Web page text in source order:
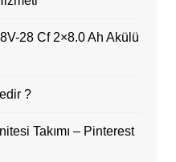
28 Cf 2×8.0 Ah Akülü
?
Takımı – Pinterest